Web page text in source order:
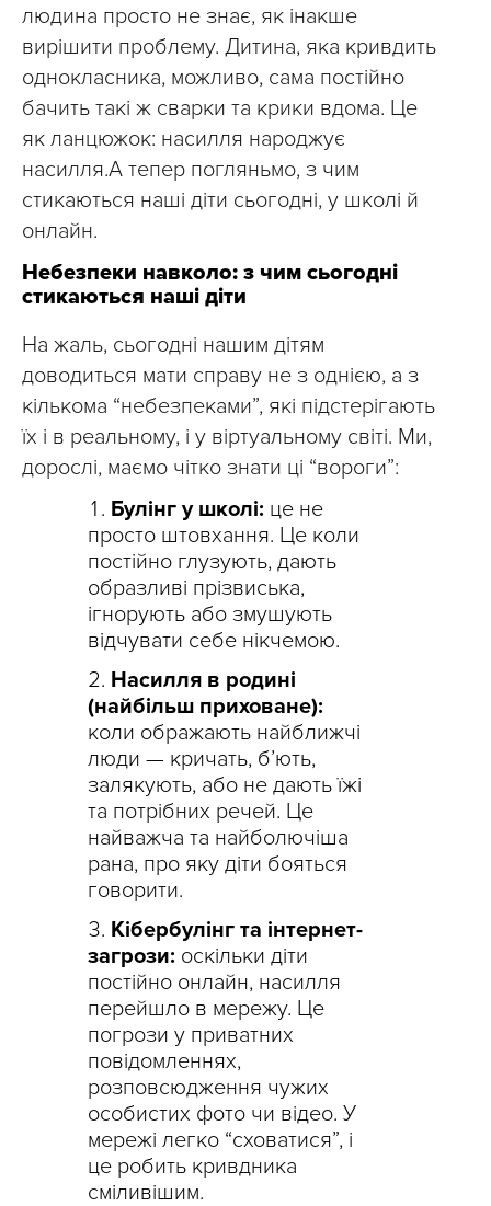
людина просто не знає, як інакше
вирішити проблему. Дитина, яка кривдить
однокласника, можливо, сама постійно
бачить такі ж сварки та крики вдома. Це
як ланцюжок: насилля народжує
насилля.А тепер погляньмо, з чим
стикаються наші діти сьогодні, у школі й
онлайн.
Небезпеки навколо: з чим сьогодні
стикаються наші діти
На жаль, сьогодні нашим дітям
доводиться мати справу не з однією, а з
кількома “небезпеками”, які підстерігають
їх і в реальному, і у віртуальному світі. Ми,
дорослі, маємо чітко знати ці “вороги”:
Булінг у школі: це не
просто штовхання. Це коли
постійно глузують, дають
образливі прізвиська,
ігнорують або змушують
відчувати себе нікчемою.
Насилля в родині
(найбільш приховане):
коли ображають найближчі
люди — кричать, б’ють,
залякують, або не дають їжі
та потрібних речей. Це
найважча та найболючіша
рана, про яку діти бояться
говорити.
Кібербулінг та інтернет-
загрози: оскільки діти
постійно онлайн, насилля
перейшло в мережу. Це
погрози у приватних
повідомленнях,
розповсюдження чужих
особистих фото чи відео. У
мережі легко “сховатися”, і
це робить кривдника
сміливішим.